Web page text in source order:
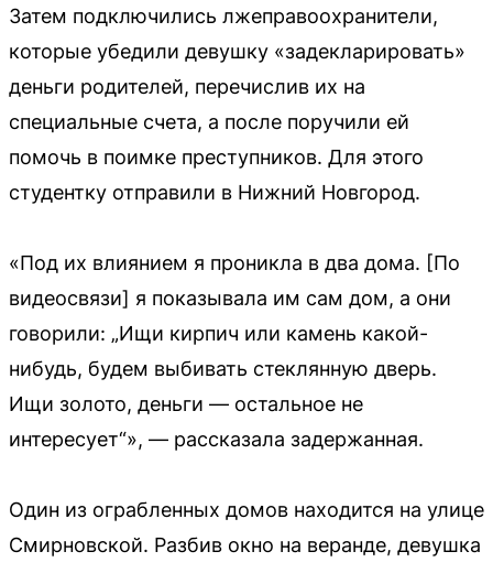
Затем подключились лжеправоохранители,
которые убедили девушку «задекларировать»
деньги родителей, перечислив их на
специальные счета, а после поручили ей
помочь в поимке преступников. Для этого
студентку отправили в Нижний Новгород.
«Под их влиянием я проникла в два дома. [По
видеосвязи] я показывала им сам дом, а они
говорили: „Ищи кирпич или камень какой-
нибудь, будем выбивать стеклянную дверь.
Ищи золото, деньги — остальное не
интересует“», — рассказала задержанная.
Один из ограбленных домов находится на улице
Смирновской. Разбив окно на веранде, девушка